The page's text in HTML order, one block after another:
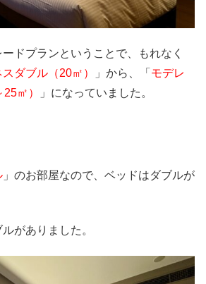
ドプランということで、もれなく
ダブル（20㎡） 」から、「 モデレ
㎡）
」になっていました。
」のお部屋なので、ベッドはダブルが
がありました。